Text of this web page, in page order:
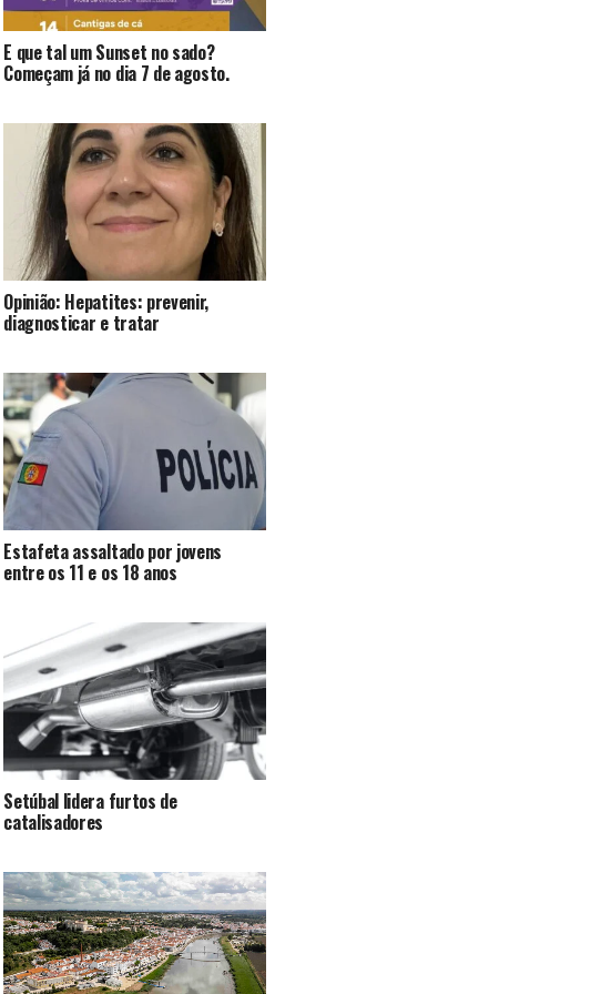
E que tal um Sunset no sado?
Começam já no dia 7 de agosto.
Opinião: Hepatites: prevenir,
diagnosticar e tratar
Estafeta assaltado por jovens
entre os 11 e os 18 anos
Setúbal lidera furtos de
catalisadores